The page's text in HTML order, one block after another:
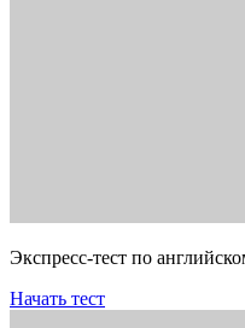
Экспресс-тест по
Начать тест